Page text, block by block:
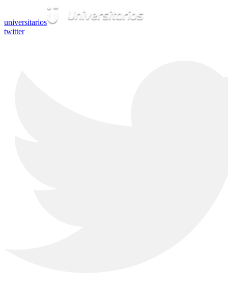
universitarios
twitter